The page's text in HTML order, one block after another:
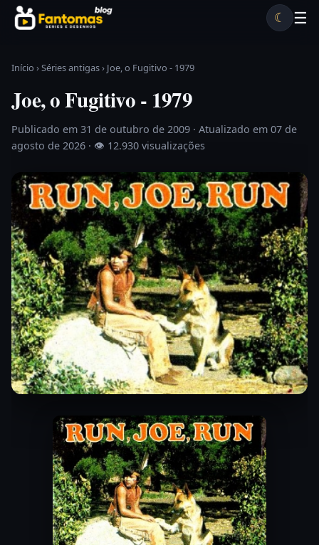
Pular para o conteúdo
☰
☾
Início ›Séries antigas› Joe, o Fugitivo - 1979
Joe, o Fugitivo - 1979
Publicado em 31 de outubro de 2009 · Atualizado em 07 de
agosto de 2026 · 👁 12.930 visualizações